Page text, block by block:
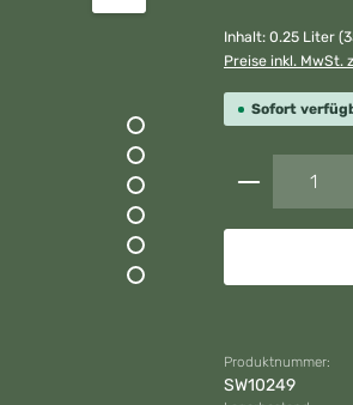
Inhalt: 0.25 Liter
Preise inkl. MwSt.
Sofort
Produkt
Produktnummer:
SW10249